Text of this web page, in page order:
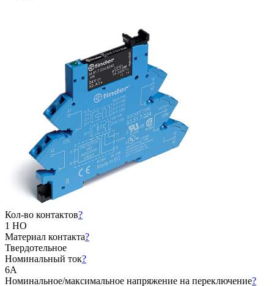
Кол-во контактов?
1 НО
Материал контакта?
Твердотельное
Номинальный ток?
6А
Номинальное/максимальное напряжение на переключение?